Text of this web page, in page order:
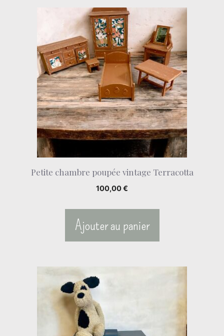
Petite chambre poupée vintage Terracotta
100,00€
Ajouter au panier